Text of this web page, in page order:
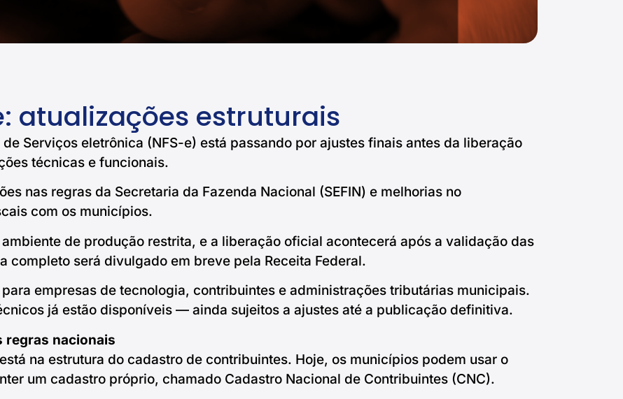
atualizações estruturais
Serviços eletrônica (NFS-e) está passando por ajustes finais antes da liberação
técnicas e funcionais.
nas regras da Secretaria da Fazenda Nacional (SEFIN) e melhorias no
com os municípios.
de produção restrita, e a liberação oficial acontecerá após a validação das
completo será divulgado em breve pela Receita Federal.
empresas de tecnologia, contribuintes e administrações tributárias municipais.
já estão disponíveis — ainda sujeitos a ajustes até a publicação definitiva.
regras nacionais
na estrutura do cadastro de contribuintes. Hoje, os municípios podem usar o
um cadastro próprio, chamado Cadastro Nacional de Contribuintes (CNC).